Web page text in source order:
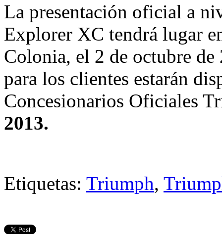
La presentación oficial a
Explorer XC tendrá lugar
Colonia, el 2 de octubre de
para los clientes estarán
Concesionarios Oficiales
2013.
Etiquetas: Triumph,